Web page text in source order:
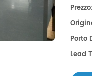
Prezzo:
Porto
Lead